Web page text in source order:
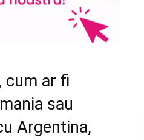
cum ar fi
sau
Argentina,